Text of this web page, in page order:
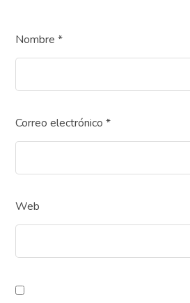
Nombre*
Correo electrónico*
Web